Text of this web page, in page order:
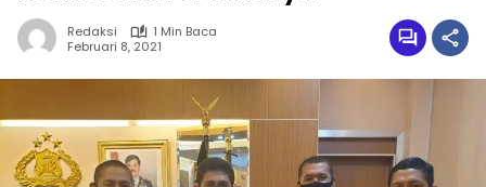
Redaksi
1 Min Baca
Februari 8, 2021